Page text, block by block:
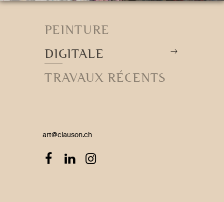
PEINTURE
DIGITALE
TRAVAUX RÉCENTS
art@clauson.ch